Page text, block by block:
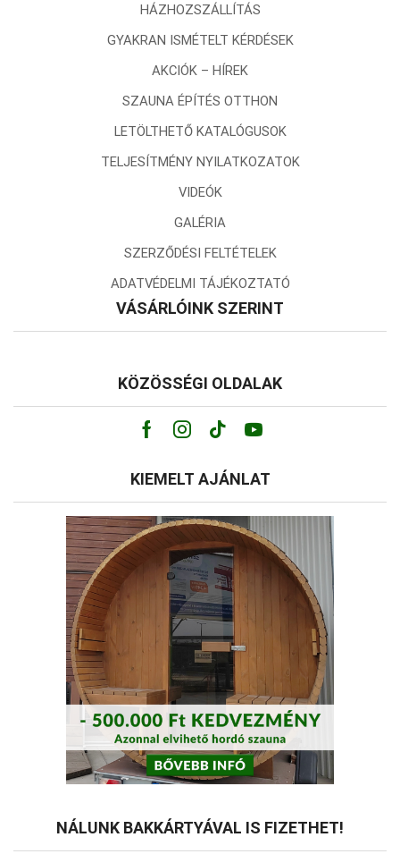
HÁZHOZSZÁLLÍTÁS
GYAKRAN ISMÉTELT KÉRDÉSEK
AKCIÓK – HÍREK
SZAUNA ÉPÍTÉS OTTHON
LETÖLTHETŐ KATALÓGUSOK
TELJESÍTMÉNY NYILATKOZATOK
VIDEÓK
GALÉRIA
SZERZŐDÉSI FELTÉTELEK
ADATVÉDELMI TÁJÉKOZTATÓ
VÁSÁRLÓINK SZERINT
KÖZÖSSÉGI OLDALAK
Facebook
Instagram
Tik-
tok
Youtube
KIEMELT AJÁNLAT
NÁLUNK BAKKÁRTYÁVAL IS FIZETHET!